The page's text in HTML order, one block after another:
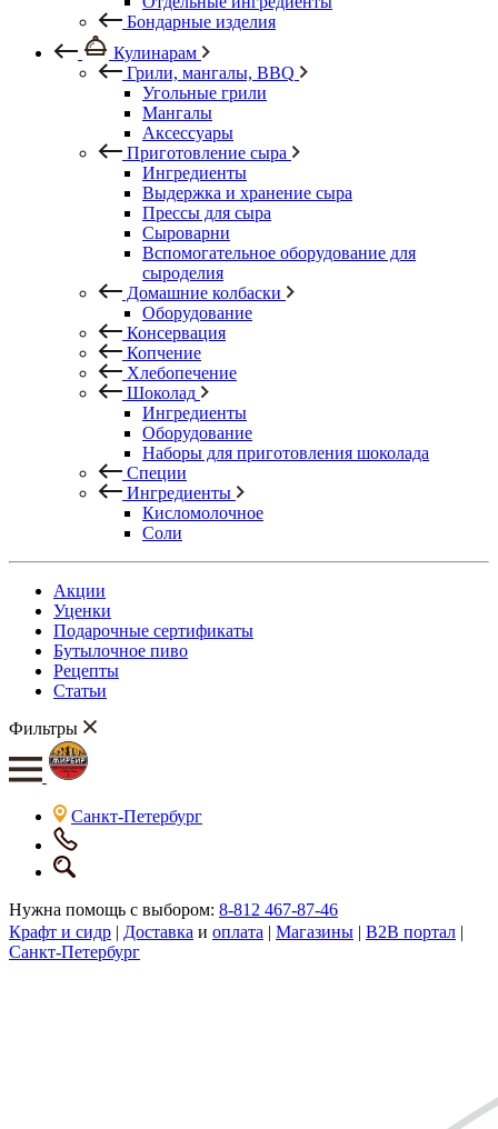
Бондарные изделия
Кулинарам
Грили, мангалы, BBQ
Угольные грили
Мангалы
Аксессуары
Приготовление сыра
Ингредиенты
Выдержка и хранение сыра
Прессы для сыра
Сыроварни
Вспомогательное оборудование для
сыроделия
Домашние колбаски
Оборудование
Консервация
Копчение
Хлебопечение
Шоколад
Ингредиенты
Оборудование
Наборы для приготовления шоколада
Специи
Ингредиенты
Кисломолочное
Соли
Акции
Уценки
Подарочные сертификаты
Бутылочное пиво
Рецепты
Статьи
Фильтры
Санкт-Петербург
Нужна помощь с выбором: 8-812 467-87-46
Крафт и сидр | Доставка и оплата | Магазины | B2B портал |
Санкт-Петербург